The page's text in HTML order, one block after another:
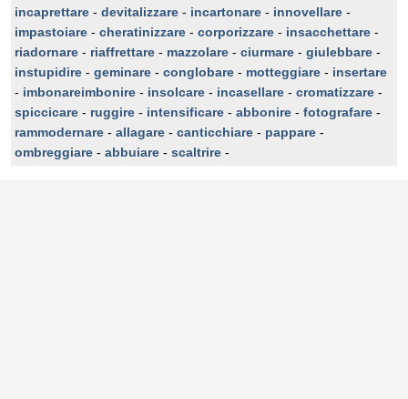
incaprettare - devitalizzare - incartonare - innovellare -
impastoiare - cheratinizzare - corporizzare - insacchettare -
riadornare - riaffrettare - mazzolare - ciurmare - giulebbare -
instupidire - geminare - conglobare - motteggiare - insertare
- imbonareimbonire - insolcare - incasellare - cromatizzare -
spiccicare - ruggire - intensificare - abbonire - fotografare -
rammodernare - allagare - canticchiare - pappare -
ombreggiare - abbuiare - scaltrire -